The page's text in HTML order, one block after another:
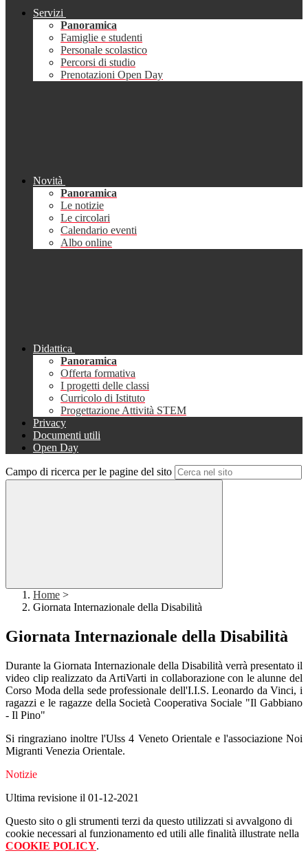
Servizi
Panoramica
Famiglie e studenti
Personale scolastico
Percorsi di studio
Prenotazioni Open Day
Novità
Panoramica
Le notizie
Le circolari
Calendario eventi
Albo online
Didattica
Panoramica
Offerta formativa
I progetti delle classi
Curricolo di Istituto
Progettazione Attività STEM
Privacy
Documenti utili
Open Day
Campo di ricerca per le pagine del sito
Home >
Giornata Internazionale della Disabilità
Giornata Internazionale della Disabilità
Durante la Giornata Internazionale della Disabilità verrà presentato il
video clip realizzato da ArtiVarti in collaborazione con le alunne del
Corso Moda della sede professionale dell'I.I.S. Leonardo da Vinci, i
ragazzi e le ragazze della Società Cooperativa Sociale "Il Gabbiano
- Il Pino"
Si ringraziano inoltre l'Ulss 4 Veneto Orientale e l'associazione Noi
Migranti Venezia Orientale.
Notizie
Ultima revisione il 01-12-2021
Questo sito o gli strumenti terzi da questo utilizzati si avvalgono di
cookie necessari al funzionamento ed utili alle finalità illustrate nella
COOKIE POLICY.